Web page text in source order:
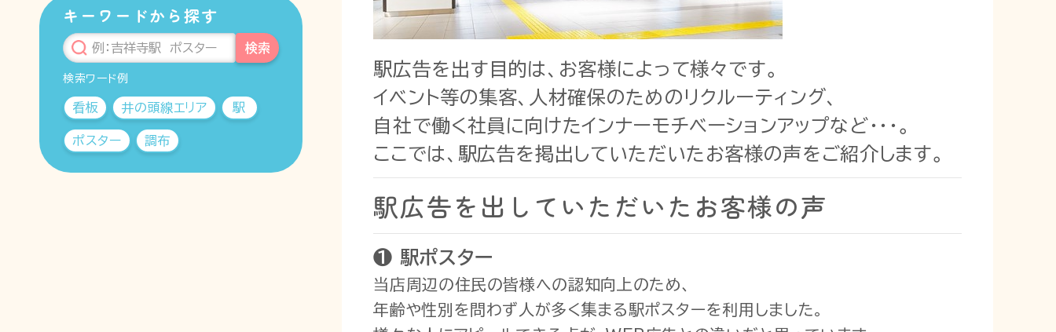
キーワードから探す
検索
検索ワード例
看板 井の頭線エリア 駅
ポスター 調布
駅広告を出す目的は、お客様によって様々です。
イベント等の集客、人材確保のためのリクルーティング、
自社で働く社員に向けたインナーモチベーションアップなど・・・。
ここでは、駅広告を掲出していただいたお客様の声をご紹介します。
駅広告を出していただいたお客様の声
❶ 駅ポスター
当店周辺の住民の皆様への認知向上のため、
年齢や性別を問わず人が多く集まる駅ポスターを利用しました。